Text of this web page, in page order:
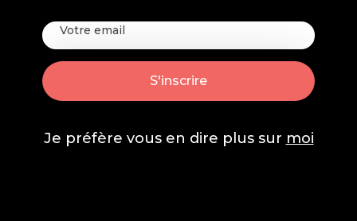
Je préfère vous en dire plus sur moi